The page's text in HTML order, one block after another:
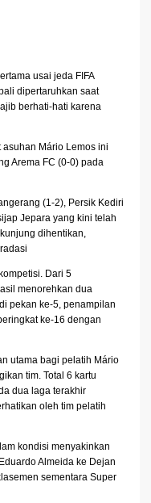
usai jeda FIFA
dipertaruhkan saat
berhati-hati karena
Mário Lemos ini
Arema FC (0-0) pada
(1-2), Persik Kediri
Jepara yang kini telah
dihentikan,
Dari 5
menorehkan dua
pekan ke-5, penampilan
ke-16 dengan
utama bagi pelatih Mário
tim. Total 6 kartu
dua laga terakhir
oleh tim pelatih
kondisi menyakinkan
Almeida ke Dejan
sementara Super